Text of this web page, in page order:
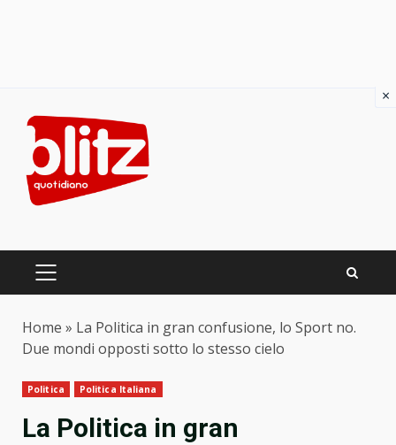
content
PRIMARY
Home » La Politica in gran confusione, lo Sport no.
Due mondi opposti sotto lo stesso cielo
Politica Politica Italiana
La Politica in gran
×